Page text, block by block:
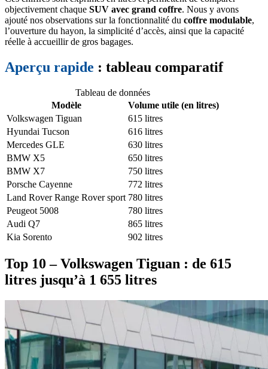
objectivement chaque SUV avec grand coffre. Nous y avons
ajouté nos observations sur la fonctionnalité du coffre modulable,
l’ouverture du hayon, la simplicité d’accès, ainsi que la capacité
réelle à accueillir de gros bagages.
Aperçu rapide : tableau comparatif
Tableau de données
Modèle
Volume utile (en litres)
Volkswagen Tiguan
615 litres
Hyundai Tucson
616 litres
Mercedes GLE
630 litres
BMW X5
650 litres
BMW X7
750 litres
Porsche Cayenne
772 litres
Land Rover Range Rover sport 780 litres
Peugeot 5008
780 litres
Audi Q7
865 litres
Kia Sorento
902 litres
Top 10 – Volkswagen Tiguan : de 615
litres jusqu’à 1 655 litres